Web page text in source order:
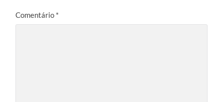
Comentário *